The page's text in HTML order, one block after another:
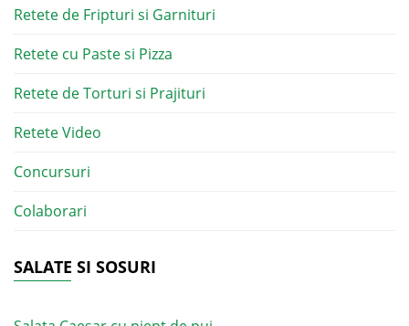
Retete de Fripturi si Garnituri
Retete cu Paste si Pizza
Retete de Torturi si Prajituri
Retete Video
Concursuri
Colaborari
SALATE SI SOSURI